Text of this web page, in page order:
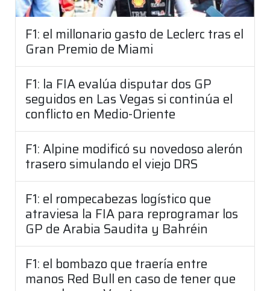
F1: el millonario gasto de Leclerc tras el
Gran Premio de Miami
F1: la FIA evalúa disputar dos GP
seguidos en Las Vegas si continúa el
conflicto en Medio-Oriente
F1: Alpine modificó su novedoso alerón
trasero simulando el viejo DRS
F1: el rompecabezas logístico que
atraviesa la FIA para reprogramar los
GP de Arabia Saudita y Bahréin
F1: el bombazo que traería entre
manos Red Bull en caso de tener que